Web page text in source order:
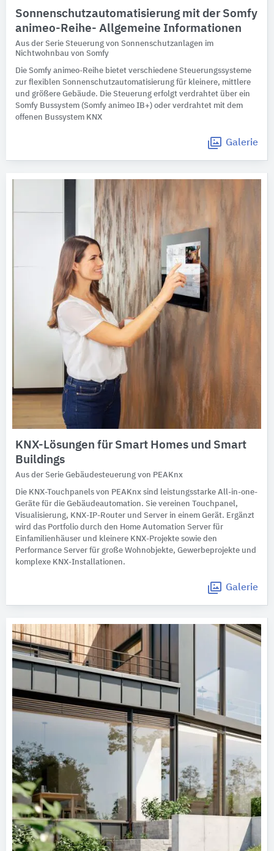
Sonnenschutzautomatisierung mit der Somfy
animeo-Reihe- Allgemeine Informationen
Aus der Serie Steuerung von Sonnenschutzanlagen im
Nichtwohnbau von Somfy
Die Somfy animeo-Reihe bietet verschiedene Steuerungssysteme
zur flexiblen Sonnenschutzautomatisierung für kleinere, mittlere
und größere Gebäude. Die Steuerung erfolgt verdrahtet über ein
Somfy Bussystem (Somfy animeo IB+) oder verdrahtet mit dem
offenen Bussystem KNX
Galerie
KNX-Lösungen für Smart Homes und Smart
Buildings
Aus der Serie Gebäudesteuerung von PEAKnx
Die KNX-Touchpanels von PEAKnx sind leistungsstarke All-in-one-
Geräte für die Gebäudeautomation. Sie vereinen Touchpanel,
Visualisierung, KNX-IP-Router und Server in einem Gerät. Ergänzt
wird das Portfolio durch den Home Automation Server für
Einfamilienhäuser und kleinere KNX-Projekte sowie den
Performance Server für große Wohnobjekte, Gewerbeprojekte und
komplexe KNX-Installationen.
Galerie